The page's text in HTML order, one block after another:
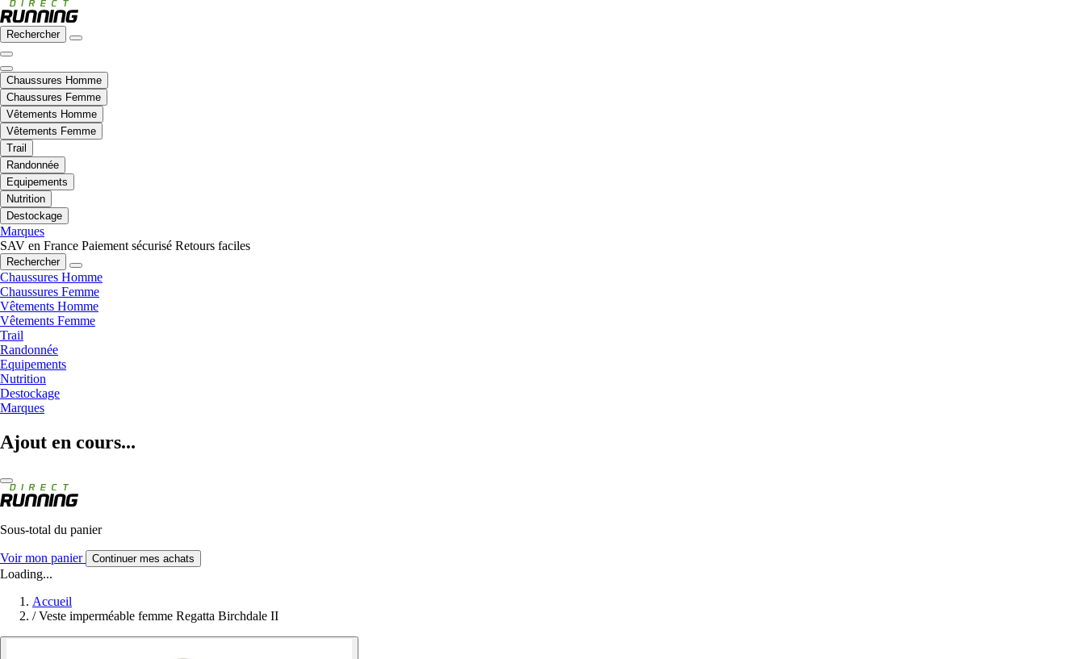
Rechercher
Chaussures Homme
Chaussures Femme
Vêtements Homme
Vêtements Femme
Trail
Randonnée
Equipements
Nutrition
Destockage
Marques
SAV en France Paiement sécurisé Retours faciles
Rechercher
Chaussures Homme
Chaussures Femme
Vêtements Homme
Vêtements Femme
Trail
Randonnée
Equipements
Nutrition
Destockage
Marques
Ajout en cours...
Sous-total du panier
Voir mon panier Continuer mes achats
Loading...
Accueil
/ Veste imperméable femme Regatta Birchdale II